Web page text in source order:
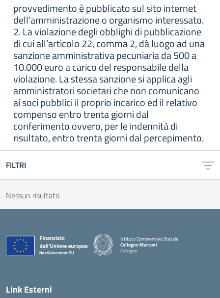
provvedimento è pubblicato sul sito internet
dell’amministrazione o organismo interessato.
2. La violazione degli obblighi di pubblicazione
di cui all’articolo 22, comma 2, dà luogo ad una
sanzione amministrativa pecuniaria da 500 a
10.000 euro a carico del responsabile della
violazione. La stessa sanzione si applica agli
amministratori societari che non comunicano
ai soci pubblici il proprio incarico ed il relativo
compenso entro trenta giorni dal
conferimento ovvero, per le indennità di
risultato, entro trenta giorni dal percepimento.
FILTRI
Nessun risultato
Istituto Comprensivo Statale
Collegno Marconi
Collegno
Link Esterni